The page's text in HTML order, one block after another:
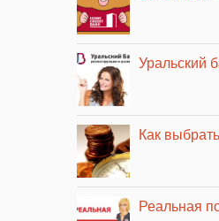
Уральский
Как
Реальная